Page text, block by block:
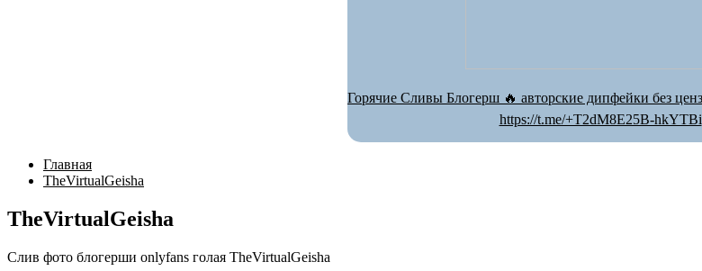
Горячие Сливы Блогерш 🔥 авторские дипфейки без
https://t.me/+T2dM8E25B-hkYTBi
Главная
TheVirtualGeisha
TheVirtualGeisha
Слив фото блогерши onlyfans голая TheVirtualGeisha